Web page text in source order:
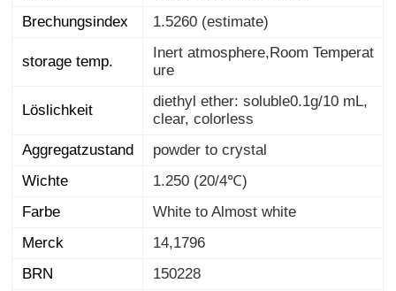
Brechungsindex
1.5260 (estimate)
storage temp.
Inert atmosphere,Room Temperat
ure
Löslichkeit
diethyl ether: soluble0.1g/10 mL,
clear, colorless
Aggregatzustand
powder to crystal
Wichte
1.250 (20/4℃)
Farbe
White to Almost white
Merck
14,1796
BRN
150228